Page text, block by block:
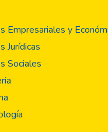
reguladores tales
Nacional de
adecuada pueden
que se liberan al
no dificultan la respiración
«El calor detiene la
Empresariales y
Jurídicas
Sociales